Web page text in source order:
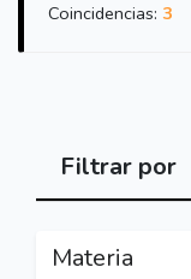
Coincidencias: 3
Filtrar por
Materia